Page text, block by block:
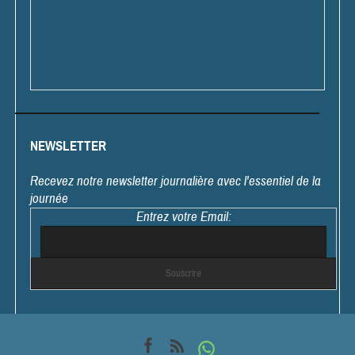
NEWSLETTER
Recevez notre newsletter journalière avec l'essentiel de la
journée
Entrez votre Email: